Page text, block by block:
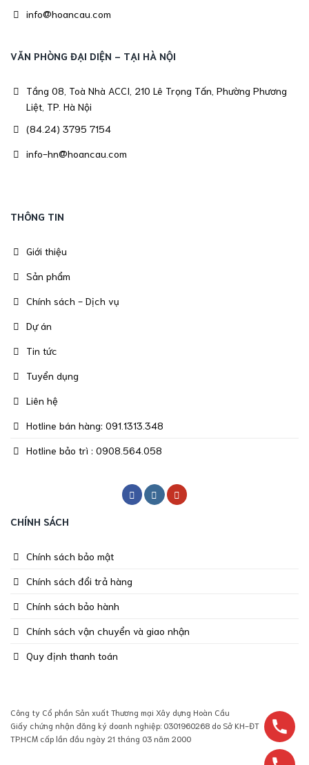
info@hoancau.com
VĂN PHÒNG ĐẠI DIỆN - TẠI HÀ NỘI
Tầng 08, Toà Nhà ACCI, 210 Lê Trọng Tấn, Phường Phương
Liệt, TP. Hà Nội
(84.24) 3795 7154
info-hn@hoancau.com
THÔNG TIN
Giới thiệu
Sản phẩm
Chính sách - Dịch vụ
Dự án
Tin tức
Tuyển dụng
Liên hệ
Hotline bán hàng: 091.1313.348
Hotline bảo trì : 0908.564.058
CHÍNH SÁCH
Chính sách bảo mật
Chính sách đổi trả hàng
Chính sách bảo hành
Chính sách vận chuyển và giao nhận
Quy định thanh toán
Công ty Cổ phần Sản xuất Thương mại Xây dựng Hoàn Cầu
Giấy chứng nhận đăng ký doanh nghiệp: 0301960268 do Sở KH-ĐT
TP.HCM cấp lần đầu ngày 21 tháng 03 năm 2000